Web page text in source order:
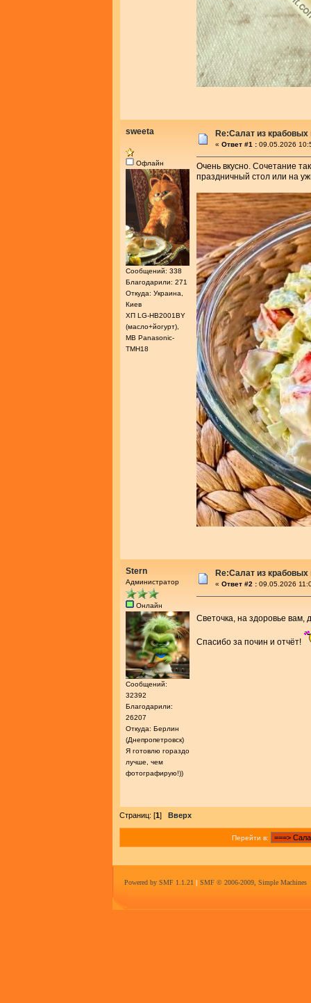
sweeta
Офлайн
Сообщений: 338
Благодарили: 271
Откуда: Украина,
Киев
ХП LG-HB2001BY
(масло+йогурт),
МВ Panasonic-
ТМН18
Re:Салат из
« Ответ #1 : 09.05.2026
Очень вкусно. Сочетание
праздничный стол или на
Stern
Администратор
Онлайн
Сообщений:
32392
Благодарили:
26207
Откуда: Берлин
(Днепропетровск)
Я готовлю гораздо
лучше, чем
фотографирую!))
Re:Салат из
« Ответ #2 : 09.05.2026
Светочка, на здоровье вам,
Спасибо за почин и отчёт!
Страниц: [1] Вверх
Перейти в:
Powered by SMF 1.1.21 | SMF © 2006-2009, Simple Machines